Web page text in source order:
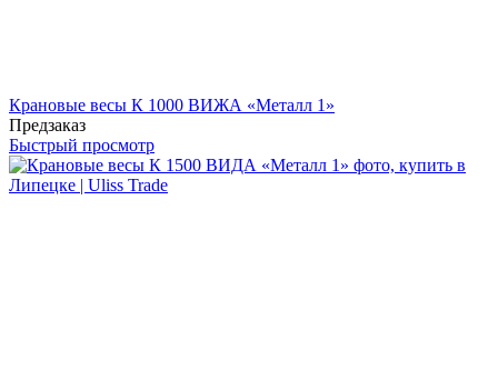
Крановые весы К 1000 ВИЖА «Металл 1»
Предзаказ
Быстрый просмотр